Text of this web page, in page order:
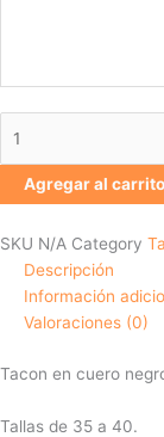
Agregar al carrito
SKU N/A Category
Descripción
Información
Valoraciones (0)
Tacon en cuero
Tallas de 35 a 40.